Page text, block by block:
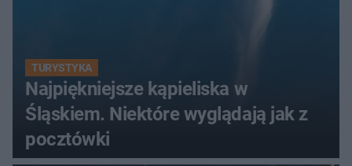
TURYSTYKA
Najpiękniejsze kąpieliska w
Śląskiem. Niektóre wyglądają jak z
pocztówki